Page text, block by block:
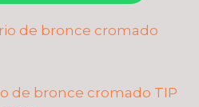
de bronce cromado